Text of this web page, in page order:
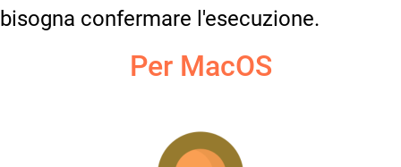
bisogna confermare l'esecuzione.
Per MacOS